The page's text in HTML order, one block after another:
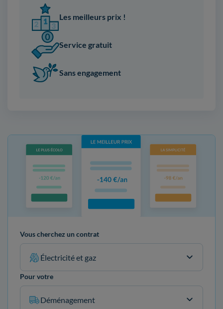
Les meilleurs prix !
Service gratuit
Sans engagement
Vous cherchez un contrat
Électricité et gaz
Pour votre
Déménagement